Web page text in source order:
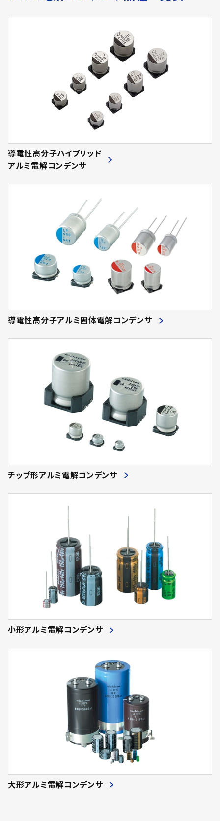
導電性高分子ハイブリッド
アルミ電解コンデンサ
導電性高分子アルミ固体電解コンデンサ
チップ形アルミ電解コンデンサ
小形アルミ電解コンデンサ
大形アルミ電解コンデンサ